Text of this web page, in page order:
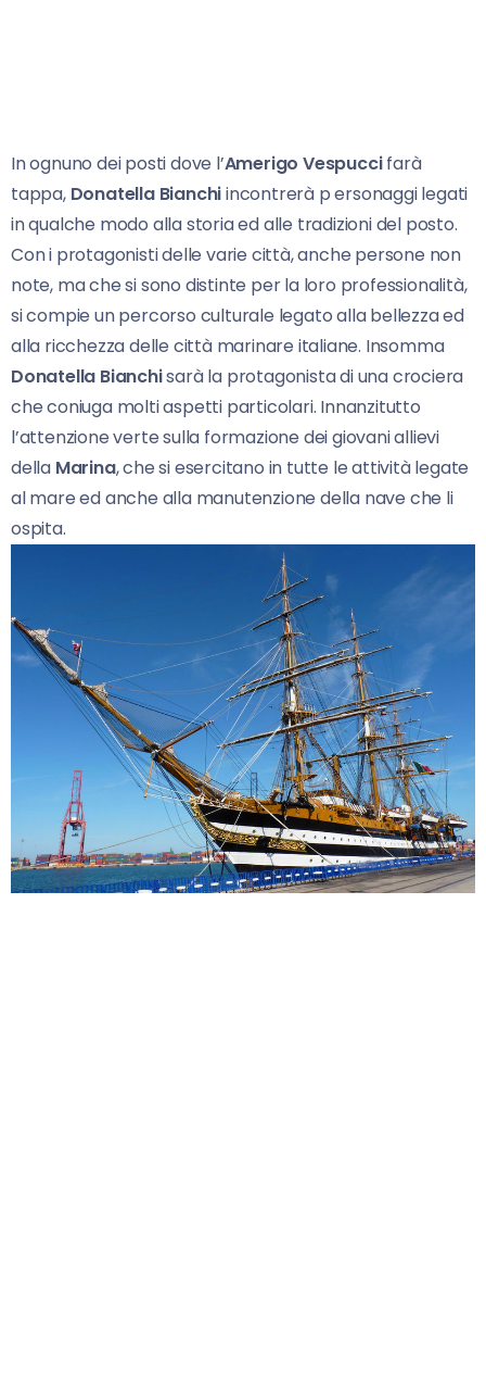
In ognuno dei posti dove l’Amerigo Vespuccifarà
tappa, Donatella Bianchiincontrerà p ersonaggi legati
in qualche modo alla storia ed alle tradizioni del posto.
Con i protagonisti delle varie città, anche persone non
note, ma che si sono distinte per la loro professionalità,
si compie un percorso culturale legato alla bellezza ed
alla ricchezza delle città marinare italiane. Insomma
Donatella Bianchisarà la protagonista di una crociera
che coniuga molti aspetti particolari. Innanzitutto
l’attenzione verte sulla formazione dei giovani allievi
della Marina, che si esercitano in tutte le attività legate
al mare ed anche alla manutenzione della nave che li
ospita.